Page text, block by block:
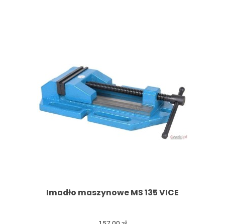
Imadło maszynowe MS 135 VICE